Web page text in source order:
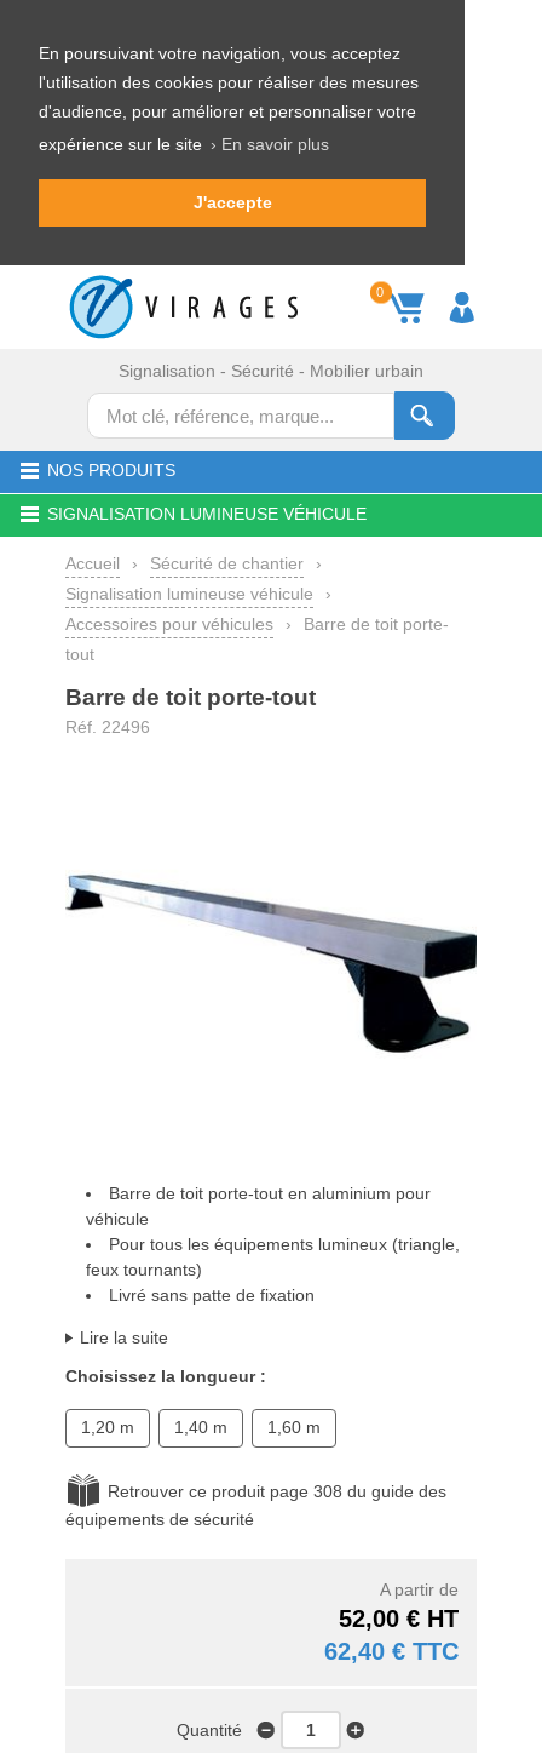
En poursuivant votre navigation, vous acceptez
l'utilisation des cookies pour réaliser des mesures
d'audience, pour améliorer et personnaliser votre
expérience sur le site › En savoir plus
J'accepte
0
Signalisation - Sécurité - Mobilier urbain
NOS PRODUITS
SIGNALISATION LUMINEUSE VÉHICULE
Accueil › Sécurité de chantier
›
Signalisation lumineuse véhicule
›
Accessoires pour véhicules
›
Barre de toit porte-
tout
Barre de toit porte-tout
Réf. 22496
Barre de toit porte-tout en aluminium pour
véhicule
Pour tous les équipements lumineux (triangle,
feux tournants)
Livré sans patte de fixation
Lire la suite
Choisissez la longueur :
1,20 m 1,40 m 1,60 m
Retrouver ce produit page 308 du guide des
équipements de sécurité
A partir de
52,00 € HT
62,40 € TTC
Quantité